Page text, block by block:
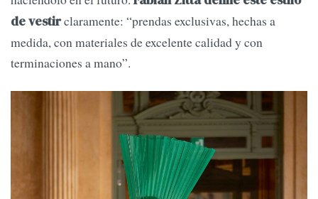
de vestirclaramente: “prendas exclusivas, hechas a
medida, con materiales de excelente calidad y con
terminaciones a mano”.